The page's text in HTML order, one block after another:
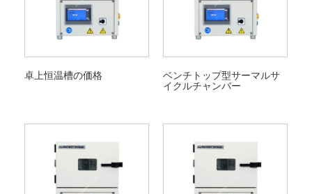
卓上恒温槽の価格
ベンチトップ型サーマルサ
イクルチャンバー